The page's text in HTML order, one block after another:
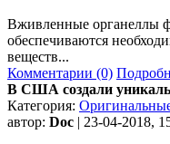
Вживленные органеллы
обеспечиваются
веществ...
Комментарии (0)
В США создали
Категория:
автор: Doc | 23-04-2018,